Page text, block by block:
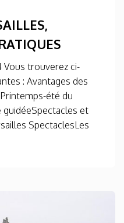
Vous trouverez ci-
: Avantages des
été du
guidéeSpectacles et
SpectaclesLes